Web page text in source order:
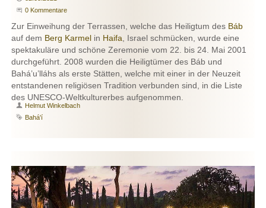
Beginne eine Unterhaltung
0 Kommentare
Zur Einweihung der Terrassen, welche das Heiligtum des Báb
auf dem Berg Karmel in Haifa , Israel schmücken, wurde eine
spektakuläre und schöne Zeremonie vom 22. bis 24. Mai 2001
durchgeführt. 2008 wurden die Heiligtümer des Báb und
Bahá’u’lláhs als erste Stätten, welche mit einer in der Neuzeit
entstandenen religiösen Tradition verbunden sind, in die Liste
des UNESCO-Weltkulturerbes aufgenommen.
Autor
Helmut Winkelbach
Schlagwort
Bahá'í